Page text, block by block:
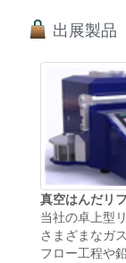
出展製品
真空はんだリ
当社の卓上型
さまざまなガ
フロー工程や